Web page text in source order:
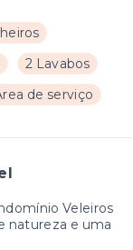
2 Lavabos
de serviço
Veleiros
natureza e uma